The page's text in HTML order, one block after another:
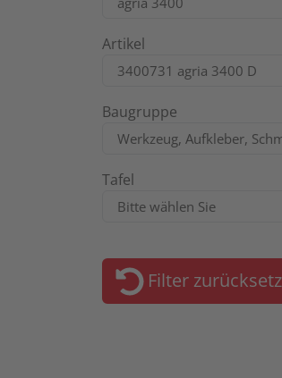
Artikel
Baugruppe
Tafel
Filter